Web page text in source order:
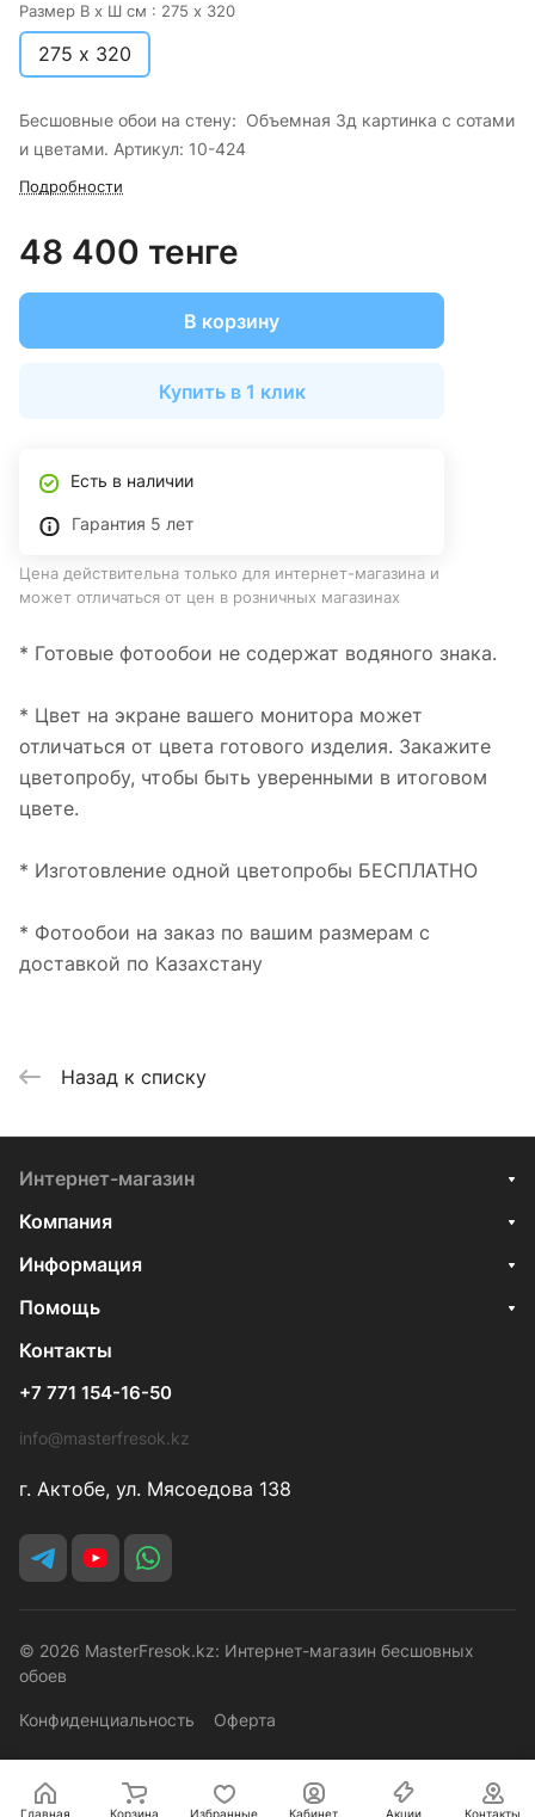
Размер В х Ш см : 275 х 320
275 х 320
Бесшовные обои на стену: Объемная 3д картинка с сотами
и цветами. Артикул: 10-424
Подробности
48 400 тенге
В корзину
Купить в 1 клик
Есть в наличии
Гарантия 5 лет
Цена действительна только для интернет-магазина и
может отличаться от цен в розничных магазинах
* Готовые фотообои не содержат водяного знака.
* Цвет на экране вашего монитора может
отличаться от цвета готового изделия. Закажите
цветопробу, чтобы быть уверенными в итоговом
цвете.
* Изготовление одной цветопробы БЕСПЛАТНО
* Фотообои на заказ по вашим размерам с
доставкой по Казахстану
Назад к списку
Интернет-магазин
Компания
Информация
Помощь
Контакты
+7 771 154-16-50
info@masterfresok.kz
г. Актобе, ул. Мясоедова 138
© 2026 MasterFresok.kz: Интернет-магазин бесшовных
обоев
Конфиденциальность Оферта
Главная Корзина Избранные Кабинет Акции Контакты